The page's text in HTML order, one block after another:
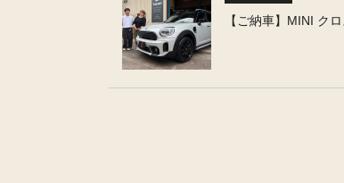
【ご納車】MINI ク